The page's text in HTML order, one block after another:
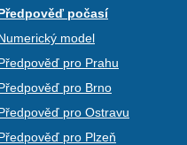
počasí
model
pro Prahu
pro Brno
pro Ostravu
pro Plzeň